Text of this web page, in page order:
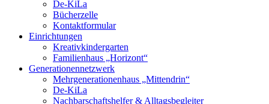
De-KiLa
Bücherzelle
Kontaktformular
Einrichtungen
Kreativkindergarten
Familienhaus „Horizont“
Generationennetzwerk
Mehrgenerationenhaus „Mittendrin“
De-KiLa
Nachbarschaftshelfer & Alltagsbegleiter